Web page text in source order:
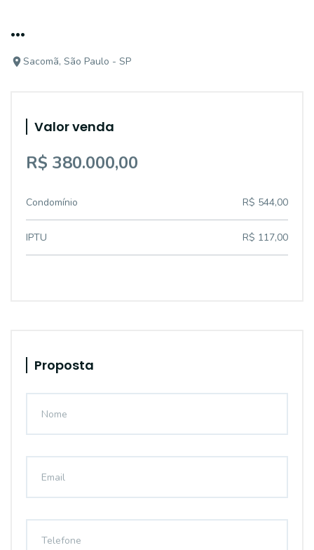
...
Sacomã, São Paulo - SP
Valor venda
R$ 380.000,00
Condomínio R$ 544,00
IPTU R$ 117,00
Proposta